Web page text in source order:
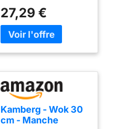
idéale pour faire sauter
des légumes, de la
viande ou du poisson
performances et une
fiabilité durables,
découvrez une poêle de
qualité supérieure
conçue pour durer
SECURITE ASSUREE :
27,29 €
Kamberg - Wok 30
cm - Manche